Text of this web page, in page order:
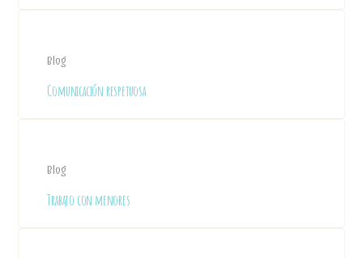
Blog
Comunicación respetuosa
Blog
Trabajo con menores